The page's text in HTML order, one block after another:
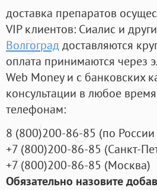
доставка препаратов
VIP клиентов: Сиалис и
Волгограддоставляются
оплата принимаются через
Web Money и с банковских
консультации в любое
телефонам:
8 (800)200-86-85 (по
+7 (800)200-86-85 (Санкт-
+7 (800)200-86-85 (Москва)
Обязательно назовите